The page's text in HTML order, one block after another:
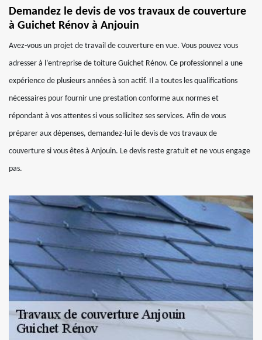
Demandez le devis de vos travaux de couverture
à Guichet Rénov à Anjouin
Avez-vous un projet de travail de couverture en vue. Vous pouvez vous
adresser à l’entreprise de toiture Guichet Rénov. Ce professionnel a une
expérience de plusieurs années à son actif. Il a toutes les qualifications
nécessaires pour fournir une prestation conforme aux normes et
répondant à vos attentes si vous sollicitez ses services. Afin de vous
préparer aux dépenses, demandez-lui le devis de vos travaux de
couverture si vous êtes à Anjouin. Le devis reste gratuit et ne vous engage
pas.